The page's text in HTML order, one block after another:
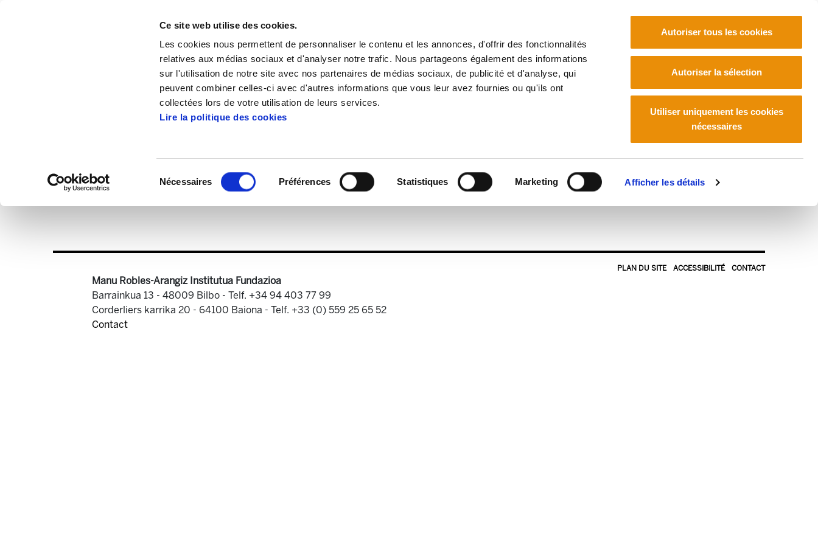
Ce site web utilise des cookies.
Les cookies nous permettent de personnaliser le contenu et les annonces, d'offrir des fonctionnalités
relatives aux médias sociaux et d'analyser notre trafic. Nous partageons également des informations
sur l'utilisation de notre site avec nos partenaires de médias sociaux, de publicité et d'analyse, qui
peuvent combiner celles-ci avec d'autres informations que vous leur avez fournies ou qu'ils ont
collectées lors de votre utilisation de leurs services.
Lire la politique des cookies
Nécessaires Préférences Statistiques Marketing Afficher les détails
Autoriser tous les cookies
Autoriser la sélection
Utiliser uniquement les cookies
nécessaires
Publications Enbata + Alda! Enbata + Alda! 1965
Enbata-Alda1965(56)2.pdf 969.7 KB
PLAN DU SITE ACCESSIBILITÉ CONTACT
Manu Robles-Arangiz Institutua Fundazioa
Barrainkua 13 - 48009 Bilbo - Telf. +34 94 403 77 99
Corderliers karrika 20 - 64100 Baiona - Telf. +33 (0) 559 25 65 52
Contact